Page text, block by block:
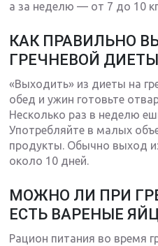
а за неделю — от 7 до 10
КАК ПРАВИЛЬНО
ГРЕЧНЕВОЙ
«Выходить» из диеты на
обед и ужин готовьте
Несколько раз в неделю
Употребляйте в малых
продукты. Обычно выход
около 10 дней.
МОЖНО ЛИ ПРИ
ЕСТЬ ВАРЕНЫЕ
Рацион питания во время